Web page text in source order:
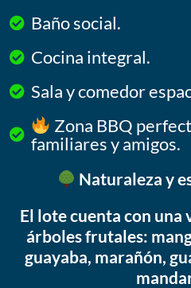
Baño social.
Cocina integral.
Sala y comedor
Zona BBQ
familiares y amigos.
Naturaleza y
El lote cuenta con una
árboles frutales:
guayaba, marañón,